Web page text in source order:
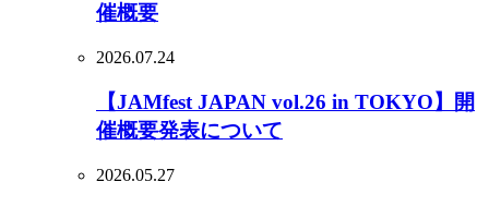
催概要
2026.07.24
【JAMfest JAPAN vol.26 in TOKYO】開
催概要発表について
2026.05.27